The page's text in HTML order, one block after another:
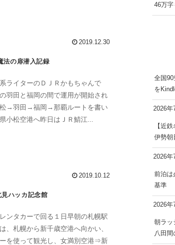
2019.12.30
法の扉潜入記録
ライターのＤＪＲかもちゃんで
羽田と福岡の間で運用が開始され
松→羽田→福岡→那覇ルートを書い
小松空港へ昨日はＪＲ鯖江...
2019.10.12
ハッカ記念館
ンタカーで回る１日早朝の札幌駅
、札幌から新千歳空港へ向かい、
を使って観光し、女満別空港⇒新
46万
全国90
を
2026年
【近
伊勢朝
2026年
前泊は
基準
2026年
朝ラッ
八田間